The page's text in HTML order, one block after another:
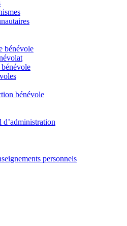
bénévole
bénévole
personnels